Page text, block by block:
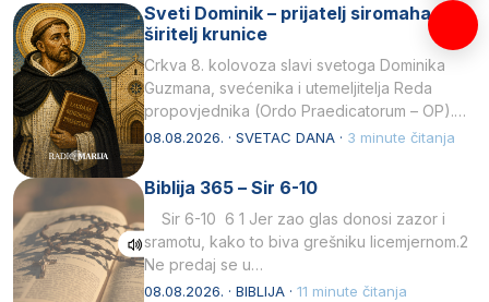
Sveti Dominik – prijatelj siromaha i
širitelj krunice
Crkva 8. kolovoza slavi svetoga Dominika
Guzmana, svećenika i utemeljitelja Reda
propovjednika (Ordo Praedicatorum – OP).
Svojim životom, dubokom ljubavlju prema
08.08.2026. · SVETAC DANA · 3 minute čitanja
Biblija 365 – Sir 6-10
Sir 6-10 6 1 Jer zao glas donosi zazor i
sramotu, kako to biva grešniku licemjernom.2
Ne predaj se u…
08.08.2026. · BIBLIJA · 11 minute čitanja